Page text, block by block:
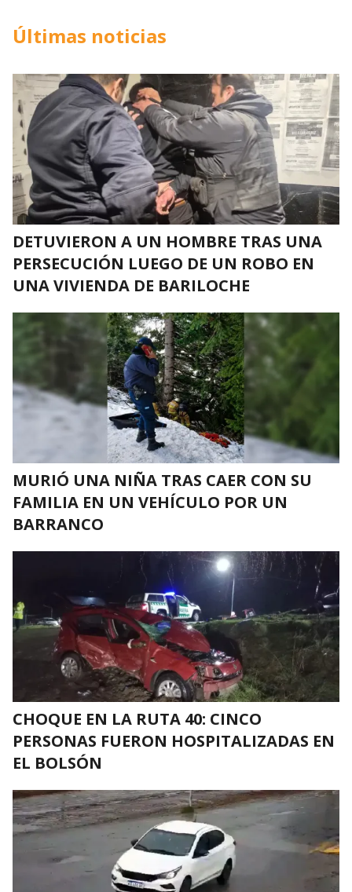
Últimas noticias
DETUVIERON A UN HOMBRE TRAS UNA
PERSECUCIÓN LUEGO DE UN ROBO EN
UNA VIVIENDA DE BARILOCHE
MURIÓ UNA NIÑA TRAS CAER CON SU
FAMILIA EN UN VEHÍCULO POR UN
BARRANCO
CHOQUE EN LA RUTA 40: CINCO
PERSONAS FUERON HOSPITALIZADAS EN
EL BOLSÓN